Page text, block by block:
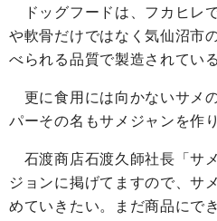
ドッグフードは、フカヒレ
や軟骨だけではなく気仙沼市
べられる品質で製造されてい
更に食用には向かないサメ
パーその名もサメジャンを作
石渡商店石渡久師社長「サ
ジョンに掲げてますので、サ
めていきたい。まだ商品にで